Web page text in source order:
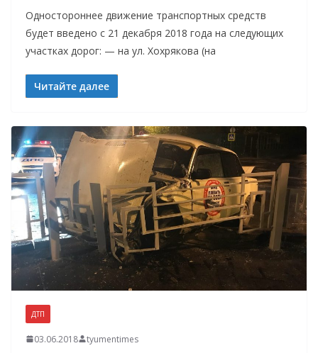
Одностороннее движение транспортных средств
будет введено с 21 декабря 2018 года на следующих
участках дорог: — на ул. Хохрякова (на
Читайте далее
ДТП
03.06.2018 tyumentimes